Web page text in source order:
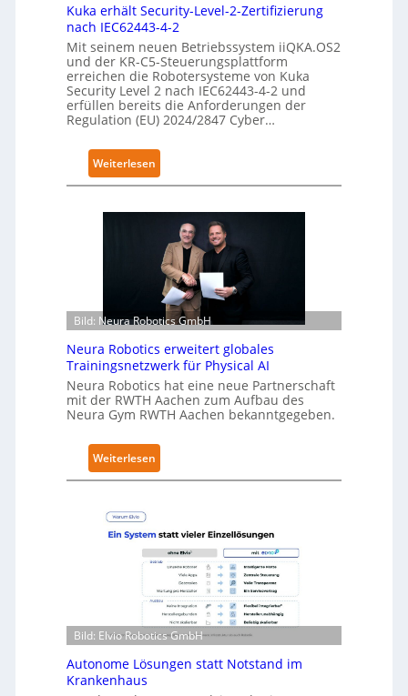
Kuka erhält Security-Level-2-Zertifizierung
nach IEC62443-4-2
Mit seinem neuen Betriebssystem iiQKA.OS2
und der KR-C5-Steuerungsplattform
erreichen die Robotersysteme von Kuka
Security Level 2 nach IEC62443-4-2 und
erfüllen bereits die Anforderungen der
Regulation (EU) 2024/2847 Cyber…
Weiterlesen
K
h
ä
l
t
S
e
c
r
i
e
e
-
2
Bild: Neura Robotics GmbH
Neura Robotics erweitert globales
Trainingsnetzwerk für Physical AI
Neura Robotics hat eine neue Partnerschaft
mit der RWTH Aachen zum Aufbau des
Neura Gym RWTH Aachen bekanntgegeben.
Weiterlesen
N
r
a
o
o
t
i
Bild: Elvio Robotics GmbH
Autonome Lösungen statt Notstand im
Krankenhaus